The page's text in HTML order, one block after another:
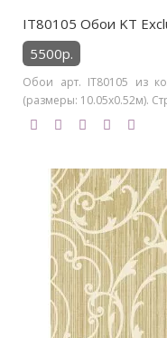
IT80105 Обои KT
5500р.
Обои арт. IT80105 из
(размеры: 10.05х0.52м).